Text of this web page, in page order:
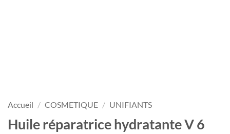
Accueil / COSMETIQUE / UNIFIANTS
Huile réparatrice hydratante V 6